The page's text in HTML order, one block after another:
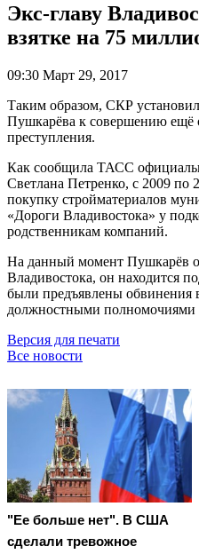
Экс-главу
взятке на 75
09:30 Март 29, 2017
Таким образом, СКР
Пушкарёва к совершению ещё
преступления.
Как сообщила ТАСС
Светлана Петренко, с 2009 по
покупку стройматериалов
«Дороги Владивостока» у
родственникам компаний.
На данный момент Пушкарёв
Владивостока, он находится
были предъявлены обвинения
должностными полномочиями
Версия для печати
Все новости
"Ее больше нет". В США
сделали тревожное